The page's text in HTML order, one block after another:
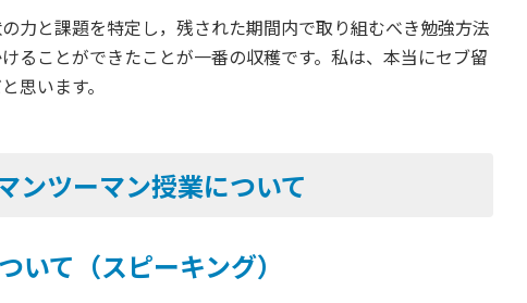
力と課題を特定し，残された期間内で取り組むべき勉強方法
ることができたことが一番の収穫です。私は、本当にセブ留
思います。
ンツーマン授業について
て（スピーキング）